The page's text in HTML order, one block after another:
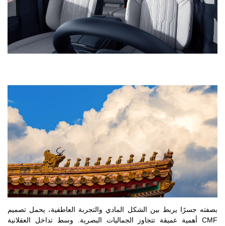
بصفته جسرًا يربط بين الشكل المادي والتجربة العاطفية، يحمل تصميم
CMF أهمية عميقة تتجاوز الجماليات البصرية. وسط تداخل العقلانية